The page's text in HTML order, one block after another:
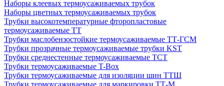
Наборы клеевых термоусаживаемых трубок
Наборы цветных термоусаживаемых трубок
Трубки высокотемпературные фторопластовые
термоусаживаемые ТТ
Трубки маслобензостойкие термоусаживаемые ТТ-ГСМ
Трубки прозрачные термоусаживаемые трубки KST
Трубки среднестенные термоусаживаемые ТСТ
Трубки термоусаживаемые T-Box
Трубки термоусаживаемые для изоляции шин ТТШ
Трубки термоусаживаемые для маркировки ТТ-М